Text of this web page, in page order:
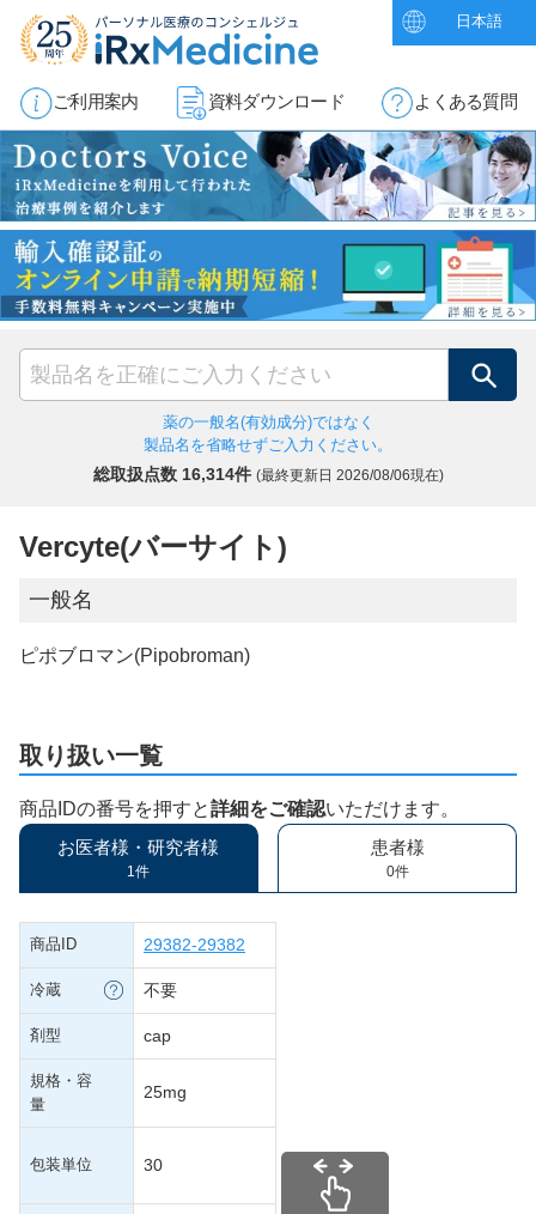
日本語
ご利用案内 資料ダウンロード よくある質問
検索
薬の一般名(有効成分)ではなく
製品名を省略せずご入力ください。
総取扱点数 16,314件 (最終更新日 2026/08/06現在)
Vercyte(バーサイト)
一般名
ピポブロマン(Pipobroman)
取り扱い一覧
商品IDの番号を押すと詳細をご確認いただけます。
お医者様・研究者様
1件
患者様
0件
商品ID 29382-29382
冷蔵 不要
剤型 cap
規格・容
量
25mg
包装単位 30